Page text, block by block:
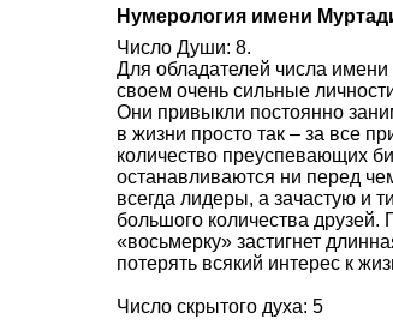
Нумерология имени
Число Души: 8.
Для обладателей числа имени
своем очень сильные
Они привыкли постоянно
в жизни просто так – за все
количество преуспевающих
останавливаются ни перед
всегда лидеры, а зачастую и
большого количества друзей.
«восьмерку» застигнет
потерять всякий интерес к
Число скрытого духа: 5